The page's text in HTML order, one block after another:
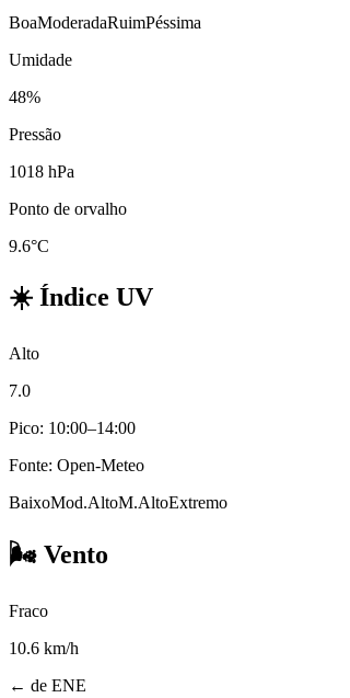
BoaModeradaRuimPéssima
Umidade
48%
Pressão
1018 hPa
Ponto de orvalho
9.6°C
☀️ Índice UV
Alto
7.0
Pico: 10:00–14:00
Fonte: Open-Meteo
BaixoMod.AltoM.AltoExtremo
🌬️ Vento
Fraco
10.6 km/h
← de ENE